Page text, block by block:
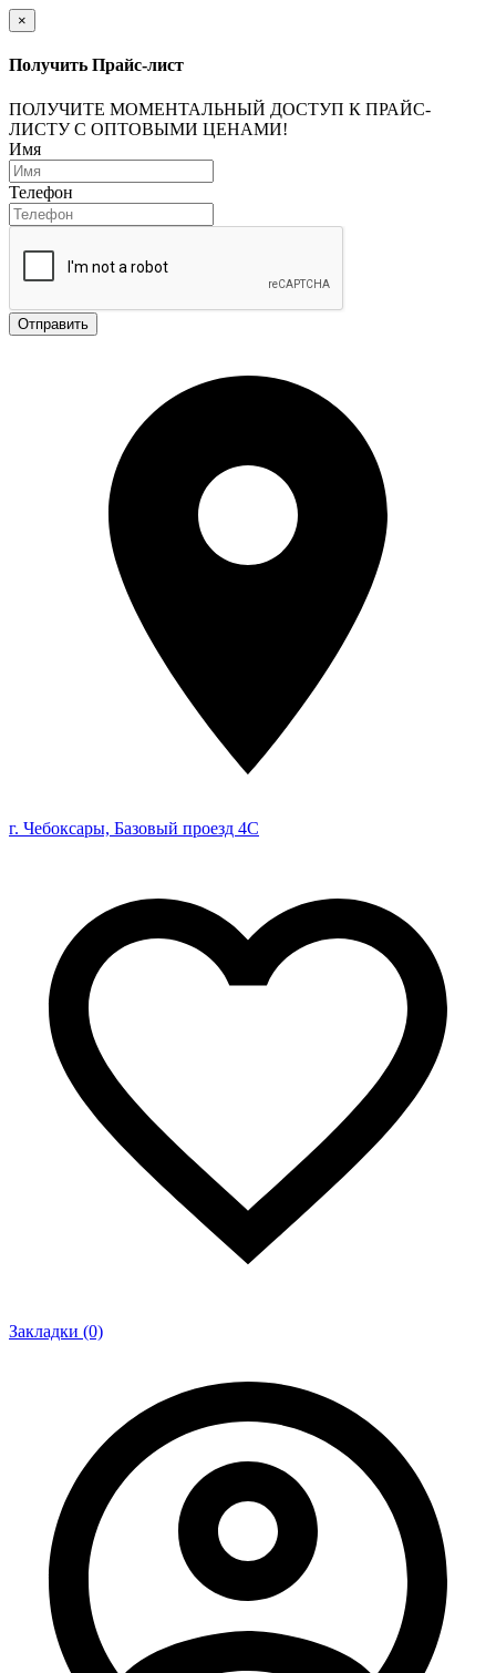
×
Получить Прайс-лист
ПОЛУЧИТЕ МОМЕНТАЛЬНЫЙ ДОСТУП К ПРАЙС-
ЛИСТУ С ОПТОВЫМИ ЦЕНАМИ!
Имя
Телефон
Отправить
г. Чебоксары, Базовый проезд 4С
Закладки (0)